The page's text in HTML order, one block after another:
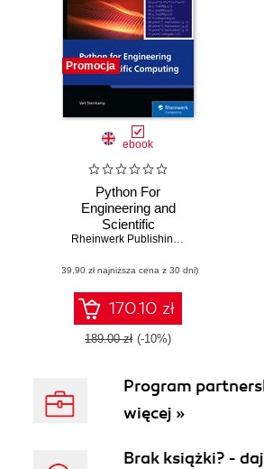
Promocja
ebook
Python For
Engineering and
Scientific
Computing.
Applications with
NumPy, SciPy,
Matplotlib, and
More
Rheinwerk Publishing,
(39,90 zł najniższa cena z 30 dni)
170.10 zł
189.00 zł (-10%)
Program
więcej »
Brak książki? -